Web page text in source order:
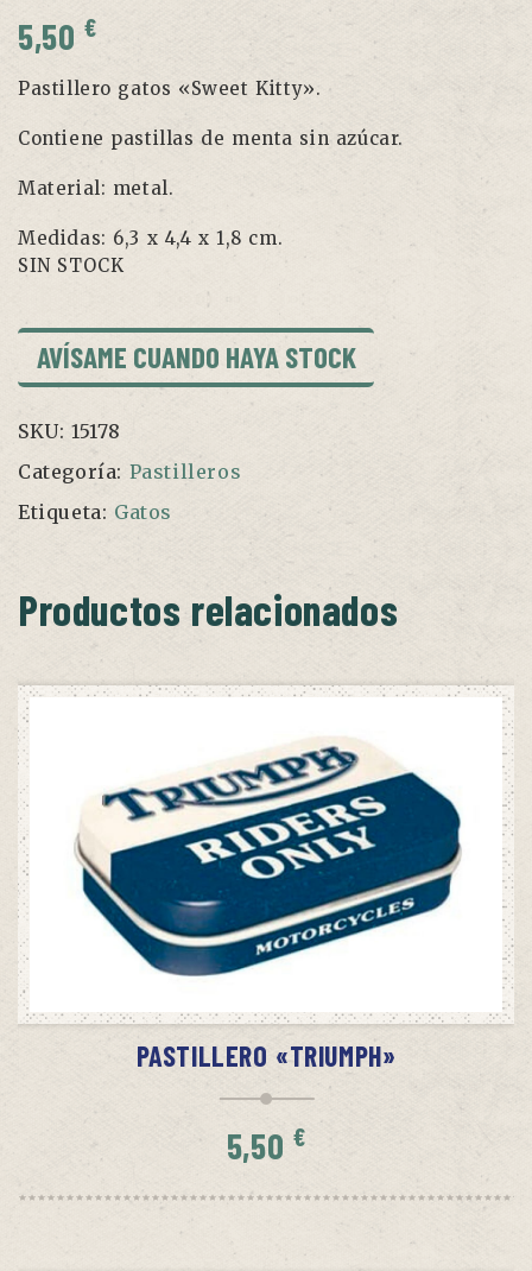
5,50 €
Pastillero gatos «Sweet Kitty».
Contiene pastillas de menta sin azúcar.
Material: metal.
Medidas: 6,3 x 4,4 x 1,8 cm.
SIN STOCK
AVÍSAME CUANDO HAYA STOCK
SKU: 15178
Categoría: Pastilleros
Etiqueta: Gatos
Productos relacionados
PASTILLERO «TRIUMPH»
5,50 €